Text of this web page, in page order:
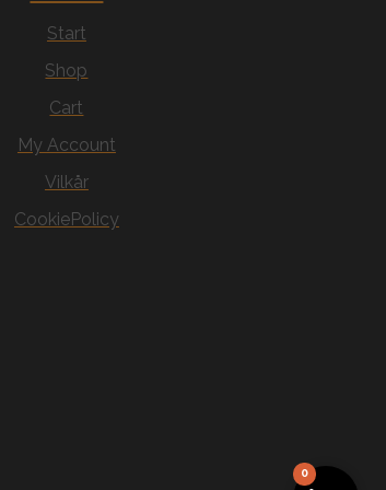
Start
Shop
Cart
My Account
Vilkår
CookiePolicy
0